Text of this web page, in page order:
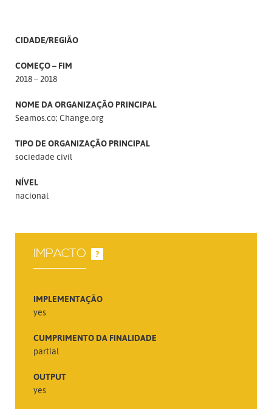
CIDADE/REGIÃO
COMEÇO – FIM
2018 – 2018
NOME DA ORGANIZAÇÃO PRINCIPAL
Seamos.co; Change.org
TIPO DE ORGANIZAÇÃO PRINCIPAL
sociedade civil
NÍVEL
nacional
IMPACTO ?
IMPLEMENTAÇÃO
yes
CUMPRIMENTO DA FINALIDADE
partial
OUTPUT
yes